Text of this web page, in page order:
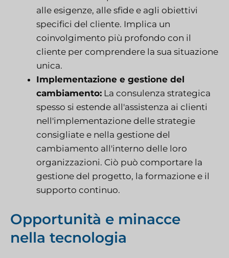
alle esigenze, alle sfide e agli obiettivi
specifici del cliente. Implica un
coinvolgimento più profondo con il
cliente per comprendere la sua situazione
unica.
Implementazione e gestione del
cambiamento: La consulenza strategica
spesso si estende all'assistenza ai clienti
nell'implementazione delle strategie
consigliate e nella gestione del
cambiamento all'interno delle loro
organizzazioni. Ciò può comportare la
gestione del progetto, la formazione e il
supporto continuo.
Opportunità e minacce
nella tecnologia